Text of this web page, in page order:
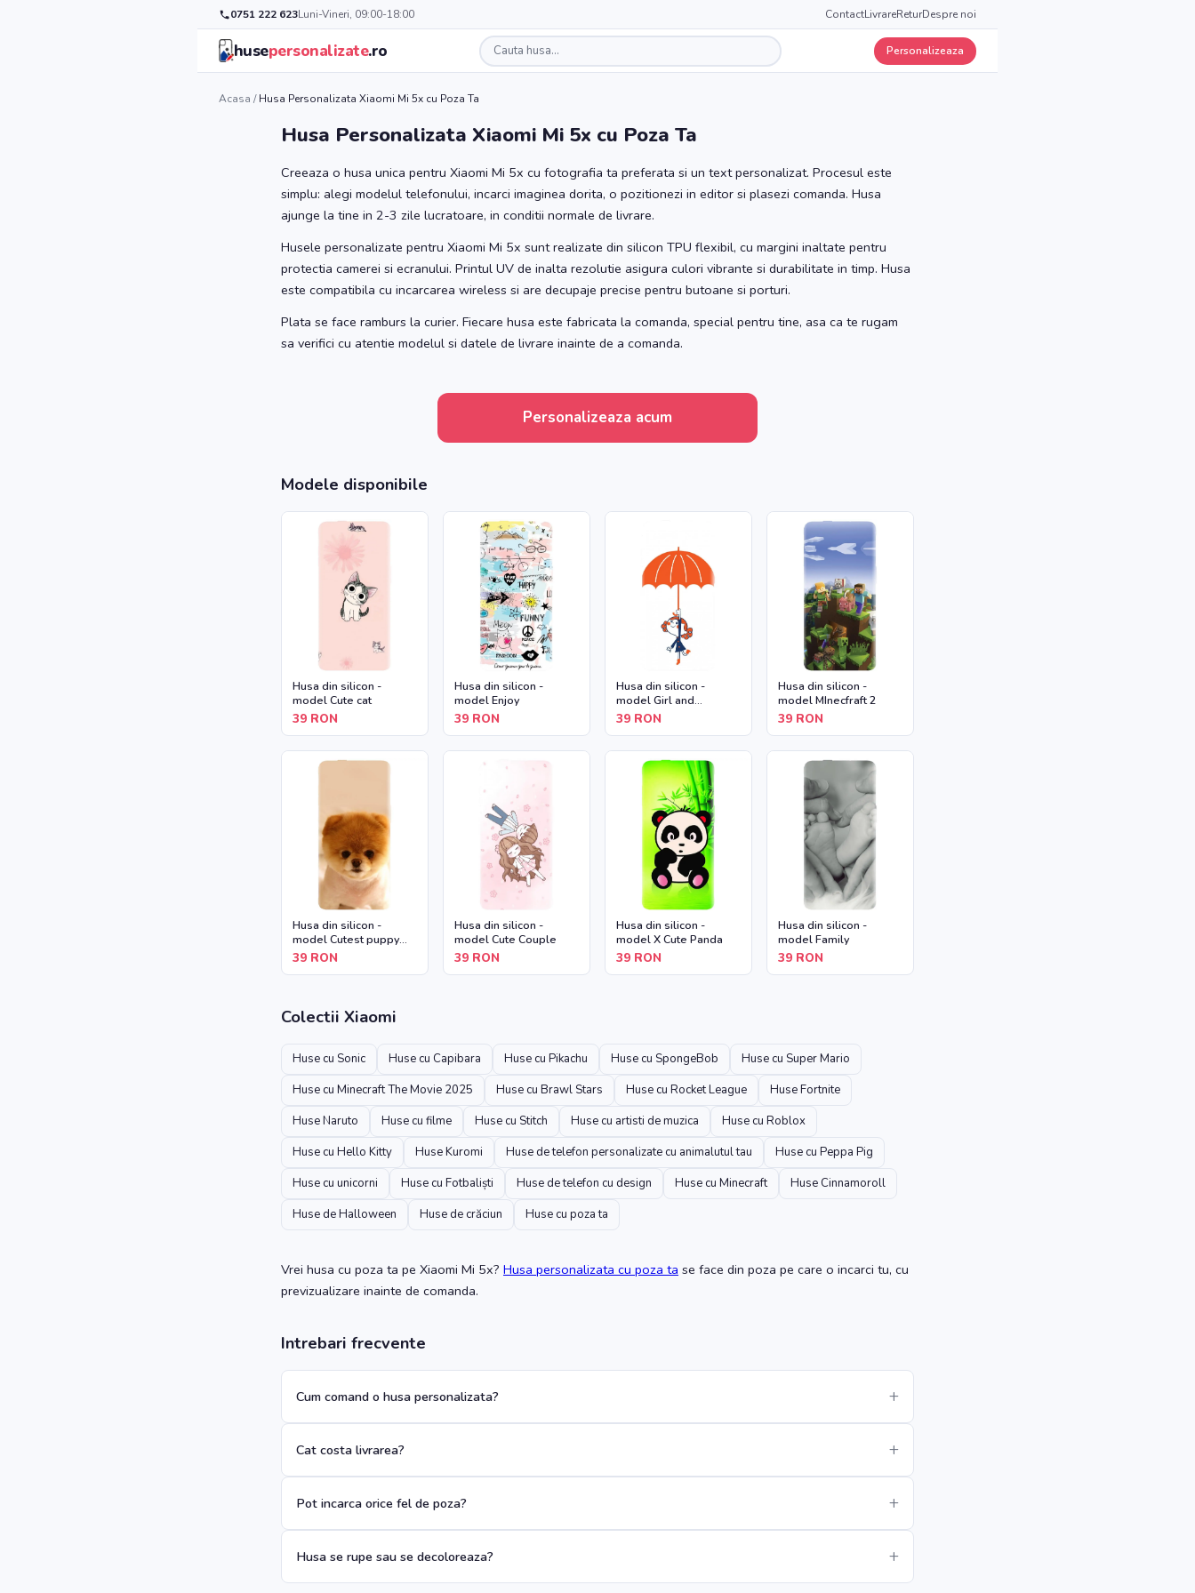
0751 222 623Luni-Vineri, 09:00-18:00 ContactLivrareReturDespre noi
husepersonalizate.ro Personalizeaza
Acasa /Husa Personalizata Xiaomi Mi 5x cu Poza Ta
Husa Personalizata Xiaomi Mi 5x cu Poza Ta
Creeaza o husa unica pentru Xiaomi Mi 5x cu fotografia ta preferata si un text personalizat. Procesul este
simplu: alegi modelul telefonului, incarci imaginea dorita, o pozitionezi in editor si plasezi comanda. Husa
ajunge la tine in 2-3 zile lucratoare, in conditii normale de livrare.
Husele personalizate pentru Xiaomi Mi 5x sunt realizate din silicon TPU flexibil, cu margini inaltate pentru
protectia camerei si ecranului. Printul UV de inalta rezolutie asigura culori vibrante si durabilitate in timp. Husa
este compatibila cu incarcarea wireless si are decupaje precise pentru butoane si porturi.
Plata se face ramburs la curier. Fiecare husa este fabricata la comanda, special pentru tine, asa ca te rugam
sa verifici cu atentie modelul si datele de livrare inainte de a comanda.
Personalizeaza acum
Modele disponibile
Husa din silicon -
model Cute cat
39 RON
Husa din silicon -
model Enjoy
39 RON
Husa din silicon -
model Girl and
Umbrella
39 RON
Husa din silicon -
model MInecfraft 2
39 RON
Husa din silicon -
model Cutest puppy
dog
39 RON
Husa din silicon -
model Cute Couple
39 RON
Husa din silicon -
model X Cute Panda
39 RON
Husa din silicon -
model Family
39 RON
Colectii Xiaomi
Huse cu Sonic Huse cu Capibara Huse cu Pikachu Huse cu SpongeBob
Huse cu Super Mario
Huse cu Minecraft The Movie 2025
Huse cu Brawl Stars Huse cu Rocket League
Huse Fortnite
Huse Naruto
Huse cu filme Huse cu Stitch Huse cu artisti de muzica
Huse cu Roblox
Huse cu Hello Kitty
Huse Kuromi Huse de telefon personalizate cu animalutul tau
Huse cu Peppa Pig
Huse cu unicorni
Huse cu Fotbaliști Huse de telefon cu design Huse cu Minecraft
Huse Cinnamoroll
Huse de Halloween
Huse de crăciun Huse cu poza ta
Vrei husa cu poza ta pe Xiaomi Mi 5x? Husa personalizata cu poza ta se face din poza pe care o incarci tu, cu
previzualizare inainte de comanda.
Intrebari frecvente
Cum comand o husa personalizata?
Cat costa livrarea?
Pot incarca orice fel de poza?
Husa se rupe sau se decoloreaza?